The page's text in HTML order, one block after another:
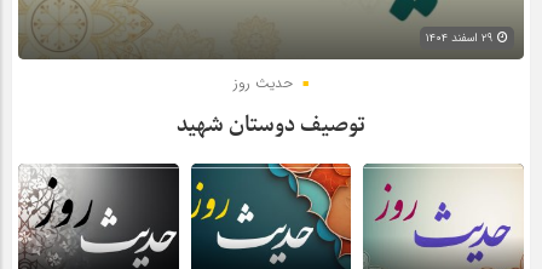
حدیث روز
توصیف دوستان شهید